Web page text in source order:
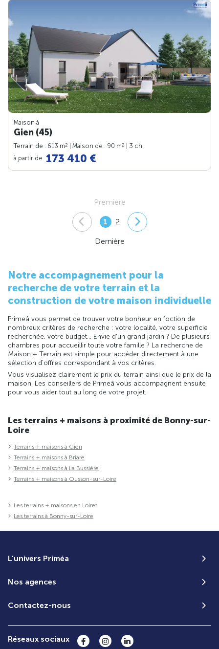
Maison à
Gien (45)
Terrain de : 613 m2 | Maison de : 90 m2
| 3 ch.
à partir de 173 410 €
Première
1 2
Dernière
Notre accompagnement pour la
recherche de votre terrain et la
construction de votre maison individuelle
Primeâ vous permet de trouver votre bonheur en foction de
nombreux critères de recherche : votre localité, votre superficie
recherchée, votre budget... Envie d'un grand jardin ? De plusieurs
chambres pour accueillir toute votre famille ? La recherche de
Maison + Terrain est simple pour accéder directement à une
sélection d'offres correspondant à vos critères.
Vous visualisez clairement le prix du terrain ainsi que le prix de la
maison. Les conseillers de Primeâ vous accompagnent ensuite
pour vous aider tout au long de votre projet.
Les terrains + maisons à proximité de Bonny-sur-
Loire
Terrains + maisons à Gien
Terrains + maisons à Briare
Terrains + maisons à La Bussière
Terrains + maisons à Ousson-sur-Loire
Les terrains + maisons en Loiret
Les terrains à Bonny-sur-Loire
L'univers Priméa
Nos agences
Contactez-nous
Réseaux sociaux